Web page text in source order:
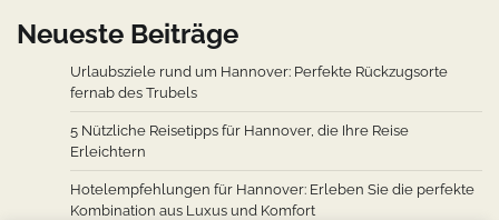
Neueste Beiträge
Urlaubsziele rund um Hannover: Perfekte Rückzugsorte
fernab des Trubels
5 Nützliche Reisetipps für Hannover, die Ihre Reise
Erleichtern
Hotelempfehlungen für Hannover: Erleben Sie die perfekte
Kombination aus Luxus und Komfort